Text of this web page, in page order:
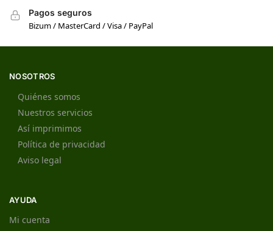
Pagos seguros
Bizum / MasterCard / Visa / PayPal
NOSOTROS
Quiénes somos
Nuestros servicios
Así imprimimos
Política de privacidad
Aviso legal
AYUDA
Mi cuenta